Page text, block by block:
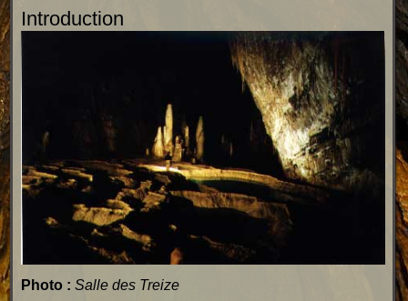
Introduction
Photo : Salle des Treize